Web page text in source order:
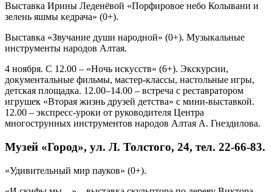
Выставка Ирины Леденёвой «Порфировое небо Колывани и
зелень яшмы кедрача» (0+).
Выставка «Звучание души народной» (0+). Музыкальные
инструменты народов Алтая.
4 ноября. С 12.00 – «Ночь искусств» (6+). Экскурсии,
документальные фильмы, мастер-классы, настольные игры,
детская площадка. 12.00–14.00 – встреча с реставратором
игрушек «Вторая жизнь друзей детства» с мини-выставкой.
12.00 – экспресс-уроки от руководителя Центра
многострунных инструментов народов Алтая А. Гнездилова.
Музей «Город», ул. Л. Толстого, 24, тел. 22-66-83.
«Удивительный мир пауков» (0+).